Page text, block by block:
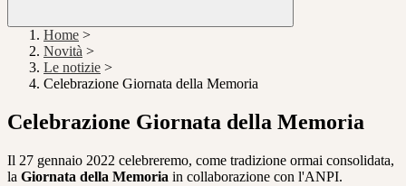
Home >
Novità >
Le notizie >
Celebrazione Giornata della Memoria
Celebrazione Giornata della Memoria
Il 27 gennaio 2022 celebreremo, come tradizione ormai consolidata,
la Giornata della Memoria in collaborazione con l'ANPI.